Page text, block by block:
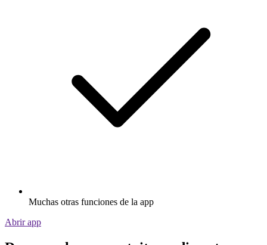
Muchas otras funciones de la app
Abrir app